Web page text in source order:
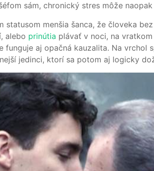
sám, chronický stres môže
statusom menšia šanca, že človeka
alebo prinútia plávať v noci, na
funguje aj opačná kauzalita. Na vrchol
jedinci, ktorí sa potom aj logicky